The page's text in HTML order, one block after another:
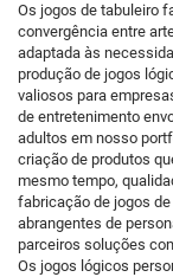
Os jogos de tabuleiro
convergência entre
adaptada às
produção de jogos
valiosos para
de entretenimento
adultos em nosso
criação de produtos
mesmo tempo,
fabricação de jogos
abrangentes de
parceiros soluções
Os jogos lógicos